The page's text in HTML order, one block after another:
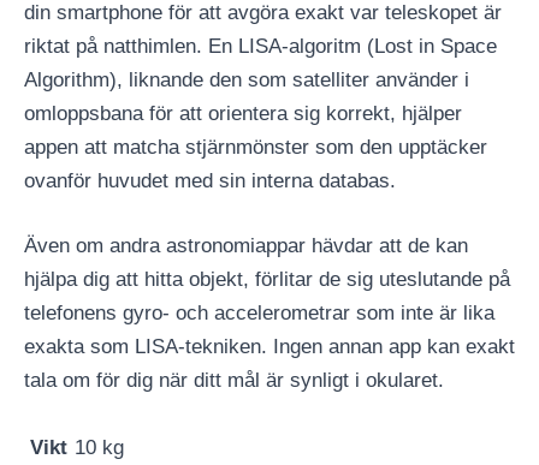
din smartphone för att avgöra exakt var teleskopet är
riktat på natthimlen. En LISA-algoritm (Lost in Space
Algorithm), liknande den som satelliter använder i
omloppsbana för att orientera sig korrekt, hjälper
appen att matcha stjärnmönster som den upptäcker
ovanför huvudet med sin interna databas.
Även om andra astronomiappar hävdar att de kan
hjälpa dig att hitta objekt, förlitar de sig uteslutande på
telefonens gyro- och accelerometrar som inte är lika
exakta som LISA-tekniken. Ingen annan app kan exakt
tala om för dig när ditt mål är synligt i okularet.
Vikt 10 kg